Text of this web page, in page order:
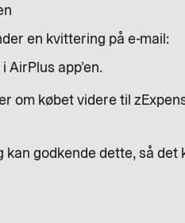
en kvittering på e-mail:
app’en.
købet videre til
godkende dette, så det